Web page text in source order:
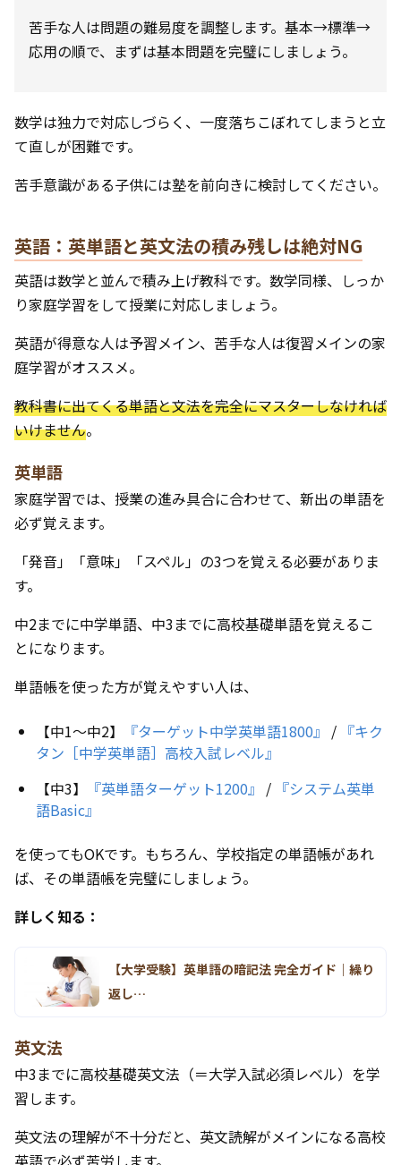
苦手な人は問題の難易度を調整します。基本→標準→
応用の順で、まずは基本問題を完璧にしましょう。
数学は独力で対応しづらく、一度落ちこぼれてしまうと立
て直しが困難です。
苦手意識がある子供には塾を前向きに検討してください。
英語：英単語と英文法の積み残しは絶対NG
英語は数学と並んで積み上げ教科です。数学同様、しっか
り家庭学習をして授業に対応しましょう。
英語が得意な人は予習メイン、苦手な人は復習メインの家
庭学習がオススメ。
教科書に出てくる単語と文法を完全にマスターしなければ
いけません。
英単語
家庭学習では、授業の進み具合に合わせて、新出の単語を
必ず覚えます。
「発音」「意味」「スペル」の3つを覚える必要がありま
す。
中2までに中学単語、中3までに高校基礎単語を覚えるこ
とになります。
単語帳を使った方が覚えやすい人は、
【中1〜中2】 『ターゲット中学英単語1800』 / 『キク
タン［中学英単語］高校入試レベル』
【中3】
『英単語ターゲット1200』 / 『システム英単
語Basic』
を使ってもOKです。もちろん、学校指定の単語帳があれ
ば、その単語帳を完璧にしましょう。
詳しく知る：
【大学受験】英単語の暗記法 完全ガイド｜繰り
返し…
英文法
中3までに高校基礎英文法（＝大学入試必須レベル）を学
習します。
英文法の理解が不十分だと、英文読解がメインになる高校
英語で必ず苦労します。